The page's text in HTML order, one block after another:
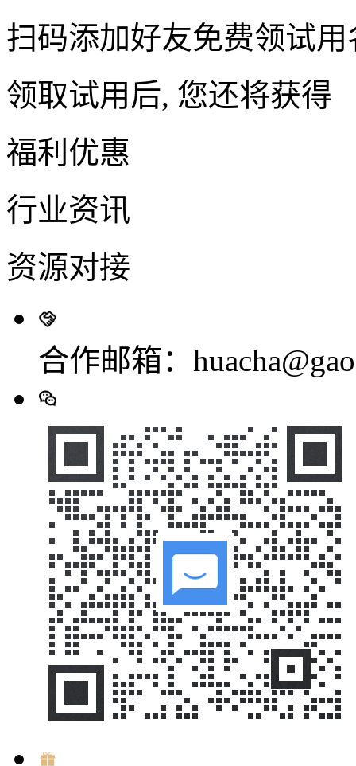
扫码添加好友免费领试用
领取试用后, 您还将获得
福利优惠
行业资讯
资源对接
合作邮箱：